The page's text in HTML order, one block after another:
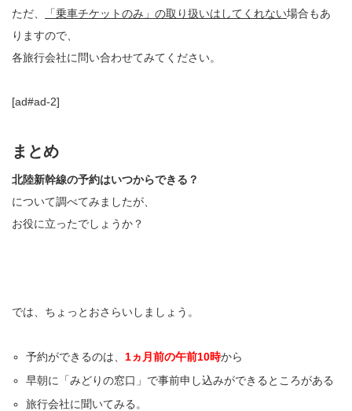
ただ、 「乗車チケットのみ」の取り扱いはしてくれない場合もあ
りますので、
各旅行会社に問い合わせてみてください。
[ad#ad-2]
まとめ
北陸新幹線の予約はいつからできる？
について調べてみましたが、
お役に立ったでしょうか？
では、ちょっとおさらいしましょう。
予約ができるのは、 1ヵ月前の午前10時から
早朝に「みどりの窓口」で事前申し込みができるところがある
旅行会社に聞いてみる。